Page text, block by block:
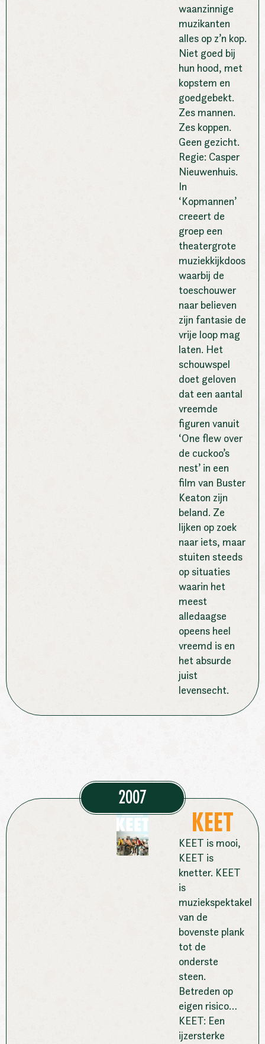
waanzinnige
muzikanten
alles op z’n kop.
Niet goed bij
hun hood, met
kopstem en
goedgebekt.
Zes mannen.
Zes koppen.
Geen gezicht.
Regie: Casper
Nieuwenhuis.
In
‘Kopmannen’
creeert de
groep een
theatergrote
muziekkijkdoos
waarbij de
toeschouwer
naar believen
zijn fantasie de
vrije loop mag
laten. Het
schouwspel
doet geloven
dat een aantal
vreemde
figuren vanuit
‘One flew over
de cuckoo’s
nest’ in een
film van Buster
Keaton zijn
beland. Ze
lijken op zoek
naar iets, maar
stuiten steeds
op situaties
waarin het
meest
alledaagse
opeens heel
vreemd is en
het absurde
juist
levensecht.
2007
KEET
KEET is mooi,
KEET is
knetter. KEET
is
muziekspektakel
van de
bovenste plank
tot de
onderste
steen.
Betreden op
eigen risico…
KEET: Een
ijzersterke